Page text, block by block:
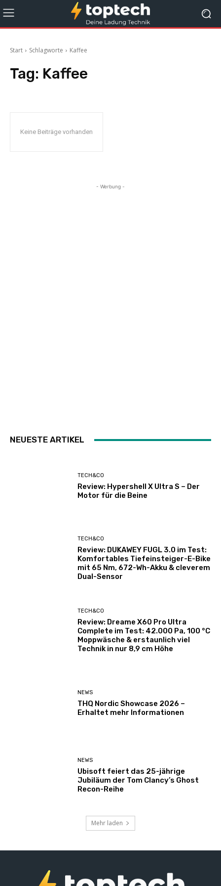
Start Schlagworte Kaffee
Tag: Kaffee
Keine Beiträge vorhanden
- Werbung -
NEUESTE ARTIKEL
TECH&CO
Review: Hypershell X Ultra S – Der
Motor für die Beine
TECH&CO
Review: DUKAWEY FUGL 3.0 im Test:
Komfortables Tiefeinsteiger-E-Bike
mit 65 Nm, 672-Wh-Akku & cleverem
Dual-Sensor
TECH&CO
Review: Dreame X60 Pro Ultra
Complete im Test: 42.000 Pa, 100 °C
Moppwäsche & erstaunlich viel
Technik in nur 8,9 cm Höhe
NEWS
THQ Nordic Showcase 2026 –
Erhaltet mehr Informationen
NEWS
Ubisoft feiert das 25-jährige
Jubiläum der Tom Clancy’s Ghost
Recon-Reihe
Mehr laden